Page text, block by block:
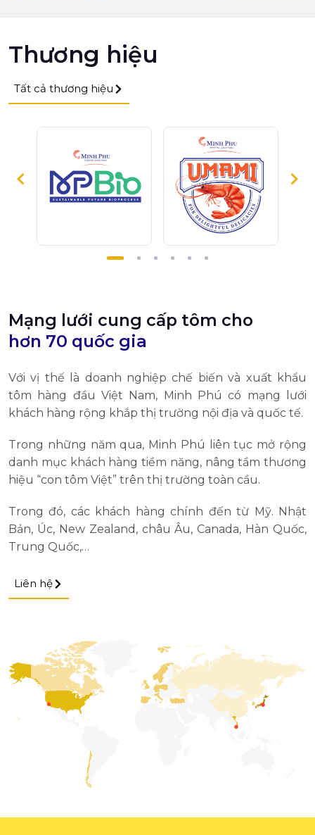
Thương hiệu
Tất cả thương hiệu
Mạng lưới cung cấp tôm cho
hơn 70 quốc gia
Với vị thế là doanh nghiệp chế biến và xuất khẩu
tôm hàng đầu Việt Nam, Minh Phú có mạng lưới
khách hàng rộng khắp thị trường nội địa và quốc tế.
Trong những năm qua, Minh Phú liên tục mở rộng
danh mục khách hàng tiềm năng, nâng tầm thương
hiệu “con tôm Việt” trên thị trường toàn cầu.
Trong đó, các khách hàng chính đến từ Mỹ. Nhật
Bản, Úc, New Zealand, châu Âu, Canada, Hàn Quốc,
Trung Quốc,…
Liên hệ